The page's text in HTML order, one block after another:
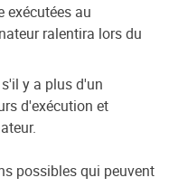
exécutées au
ralentira lors du
y a plus d'un
d'exécution et
possibles qui peuvent